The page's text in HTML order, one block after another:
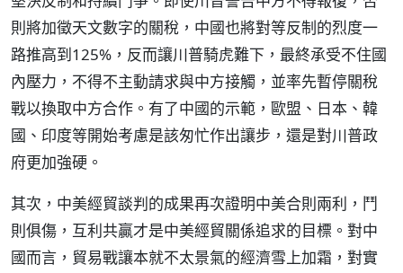
則將加徵天文數字的關稅，中國也將對等反制的烈度一
路推高到125%，反而讓川普騎虎難下，最終承受不住國
內壓力，不得不主動請求與中方接觸，並率先暫停關稅
戰以換取中方合作。有了中國的示範，歐盟、日本、韓
國、印度等開始考慮是該匆忙作出讓步，還是對川普政
府更加強硬。
其次，中美經貿談判的成果再次證明中美合則兩利，鬥
則俱傷，互利共贏才是中美經貿關係追求的目標。對中
國而言，貿易戰讓本就不太景氣的經濟雪上加霜，對實